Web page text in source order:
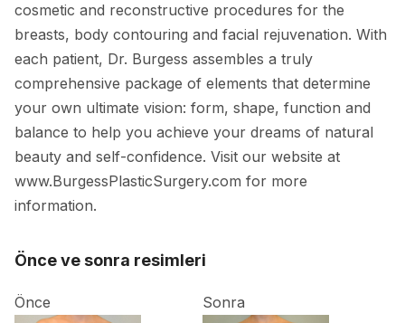
cosmetic and reconstructive procedures for the
breasts, body contouring and facial rejuvenation. With
each patient, Dr. Burgess assembles a truly
comprehensive package of elements that determine
your own ultimate vision: form, shape, function and
balance to help you achieve your dreams of natural
beauty and self-confidence. Visit our website at
www.BurgessPlasticSurgery.com for more
information.
Önce ve sonra resimleri
Önce Sonra